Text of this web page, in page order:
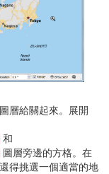
層給關起來。展開
和
圖層旁邊的方格。在
得挑選一個適當的地